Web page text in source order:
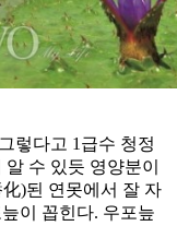
렇다고 1급수 청정
수 있듯 영양분이
)된 연못에서 잘 자
이 꼽힌다. 우포늪